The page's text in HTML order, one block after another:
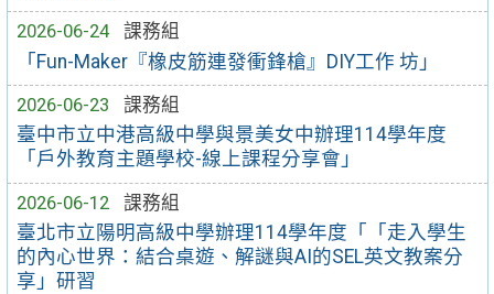
2026-06-24
課務組
「Fun-Maker『橡皮筋連發衝鋒槍』DIY工作 坊」
2026-06-23
課務組
臺中市立中港高級中學與景美女中辦理114學年度
「戶外教育主題學校-線上課程分享會」
2026-06-12
課務組
臺北市立陽明高級中學辦理114學年度「「走入學生
的內心世界：結合桌遊、解謎與AI的SEL英文教案分
享」研習